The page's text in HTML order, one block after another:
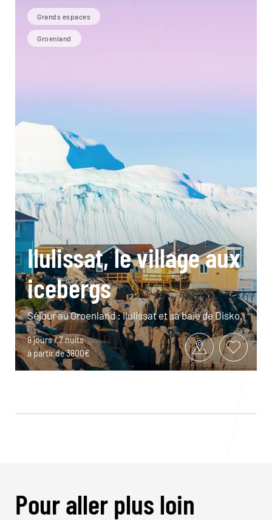
Grands espaces
Groenland
Ilulissat, le village aux
icebergs
Séjour au Groenland : Ilulissat et sa baie de Disko.
8 jours / 7 nuits
à partir de 3800€
Pour aller plus loin